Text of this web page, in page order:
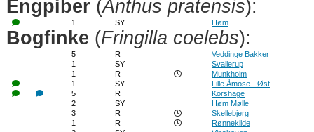
Engpiber (Anthus pratensis):
1 SY Høm
Bogfinke (Fringilla coelebs):
5 R
Veddinge Bakker
1
SY
Svallerup
1
R
Munkholm
1
SY
Lille Åmose - Øst
5
R
Korshage
2
SY
Høm Mølle
3
R
Skellebjerg
1
R
Rønnekilde